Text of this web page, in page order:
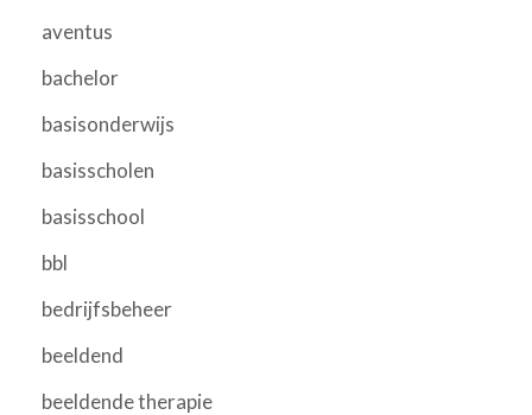
aventus
bachelor
basisonderwijs
basisscholen
basisschool
bbl
bedrijfsbeheer
beeldend
beeldende therapie